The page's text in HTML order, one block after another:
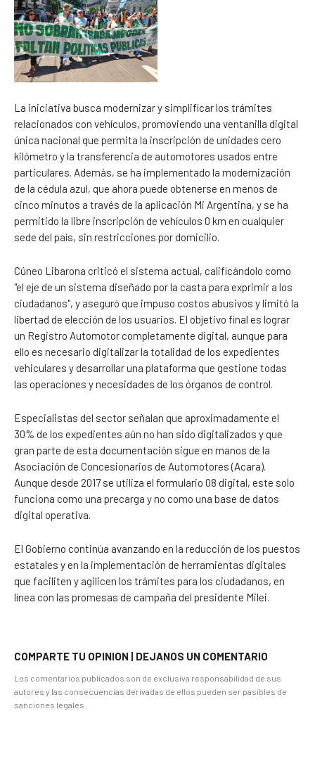
La iniciativa busca modernizar y simplificar los trámites
relacionados con vehículos, promoviendo una ventanilla digital
única nacional que permita la inscripción de unidades cero
kilómetro y la transferencia de automotores usados entre
particulares. Además, se ha implementado la modernización
de la cédula azul, que ahora puede obtenerse en menos de
cinco minutos a través de la aplicación Mi Argentina, y se ha
permitido la libre inscripción de vehículos 0 km en cualquier
sede del país, sin restricciones por domicilio.
Cúneo Libarona criticó el sistema actual, calificándolo como
"el eje de un sistema diseñado por la casta para exprimir a los
ciudadanos", y aseguró que impuso costos abusivos y limitó la
libertad de elección de los usuarios. El objetivo final es lograr
un Registro Automotor completamente digital, aunque para
ello es necesario digitalizar la totalidad de los expedientes
vehiculares y desarrollar una plataforma que gestione todas
las operaciones y necesidades de los órganos de control.
Especialistas del sector señalan que aproximadamente el
30% de los expedientes aún no han sido digitalizados y que
gran parte de esta documentación sigue en manos de la
Asociación de Concesionarios de Automotores (Acara).
Aunque desde 2017 se utiliza el formulario 08 digital, este solo
funciona como una precarga y no como una base de datos
digital operativa.
El Gobierno continúa avanzando en la reducción de los puestos
estatales y en la implementación de herramientas digitales
que faciliten y agilicen los trámites para los ciudadanos, en
línea con las promesas de campaña del presidente Milei.
COMPARTE TU OPINION | DEJANOS UN COMENTARIO
Los comentarios publicados son de exclusiva responsabilidad de sus
autores y las consecuencias derivadas de ellos pueden ser pasibles de
sanciones legales.